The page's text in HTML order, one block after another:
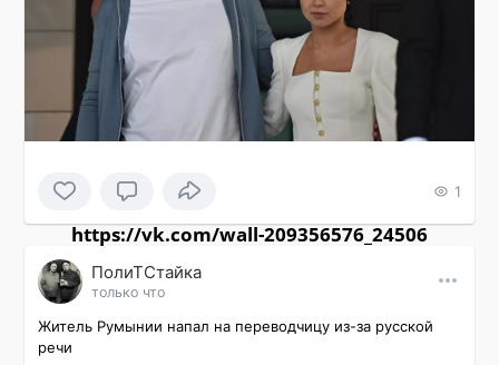
1
https://vk.com/wall-209356576_24506
ПолиТСтайка
только что
Житель Румынии напал на переводчицу из-за русской
речи